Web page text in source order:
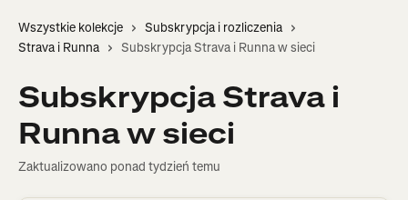
Wszystkie kolekcje
Subskrypcja i rozliczenia
Strava i Runna
Subskrypcja Strava i Runna w sieci
Subskrypcja Strava i
Runna w sieci
Zaktualizowano ponad tydzień temu